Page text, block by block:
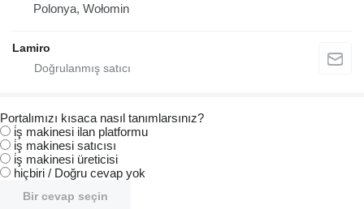
Polonya, Wołomin
Lamiro
Portalımızı kısaca nasıl tanımlarsınız?
i̇ş makinesi ilan platformu
i̇ş makinesi satıcısı
i̇ş makinesi üreticisi
hiçbiri / Doğru cevap yok
Bir cevap seçin